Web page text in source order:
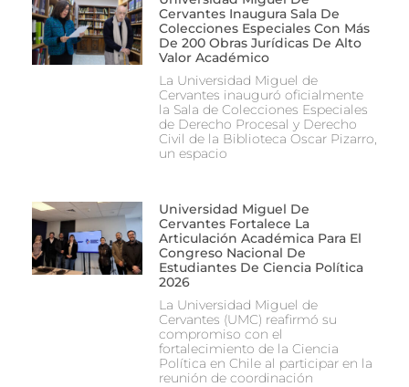
Cervantes Inaugura Sala De
Colecciones Especiales Con Más
De 200 Obras Jurídicas De Alto
Valor Académico
La Universidad Miguel de
Cervantes inauguró oficialmente
la Sala de Colecciones Especiales
de Derecho Procesal y Derecho
Civil de la Biblioteca Oscar Pizarro,
un espacio
Universidad Miguel De
Cervantes Fortalece La
Articulación Académica Para El
Congreso Nacional De
Estudiantes De Ciencia Política
2026
La Universidad Miguel de
Cervantes (UMC) reafirmó su
compromiso con el
fortalecimiento de la Ciencia
Política en Chile al participar en la
reunión de coordinación